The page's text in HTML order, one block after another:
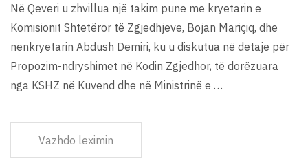
Në Qeveri u zhvillua një takim pune me kryetarin e
Komisionit Shtetëror të Zgjedhjeve, Bojan Mariçiq, dhe
nënkryetarin Abdush Demiri, ku u diskutua në detaje për
Propozim-ndryshimet në Kodin Zgjedhor, të dorëzuara
nga KSHZ në Kuvend dhe në Ministrinë e …
Vazhdo leximin